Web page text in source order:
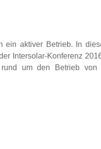
aktiver Betrieb. In
Intersolar-Konferenz
um den Betrieb